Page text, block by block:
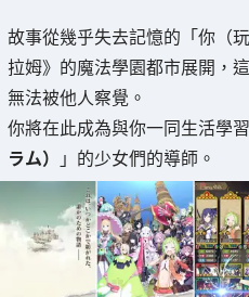
故事從幾乎失去記憶的「你（
拉姆》的魔法學園都市展開，
無法被他人察覺。
你將在此成為與你一同生活學
ラム） 」的少女們的導師。